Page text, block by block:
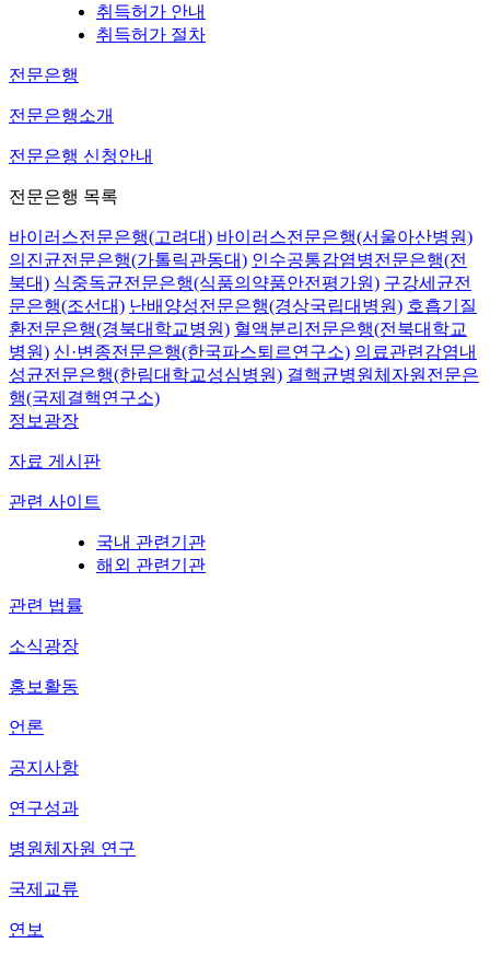
취득허가 안내
취득허가 절차
전문은행
전문은행소개
전문은행 신청안내
전문은행 목록
바이러스전문은행(고려대) 바이러스전문은행(서울아산병원)
의진균전문은행(가톨릭관동대) 인수공통감염병전문은행(전
북대) 식중독균전문은행(식품의약품안전평가원) 구강세균전
문은행(조선대) 난배양성전문은행(경상국립대병원) 호흡기질
환전문은행(경북대학교병원) 혈액분리전문은행(전북대학교
병원) 신·변종전문은행(한국파스퇴르연구소) 의료관련감염내
성균전문은행(한림대학교성심병원) 결핵균병원체자원전문은
행(국제결핵연구소)
정보광장
자료 게시판
관련 사이트
국내 관련기관
해외 관련기관
관련 법률
소식광장
홍보활동
언론
공지사항
연구성과
병원체자원 연구
국제교류
연보